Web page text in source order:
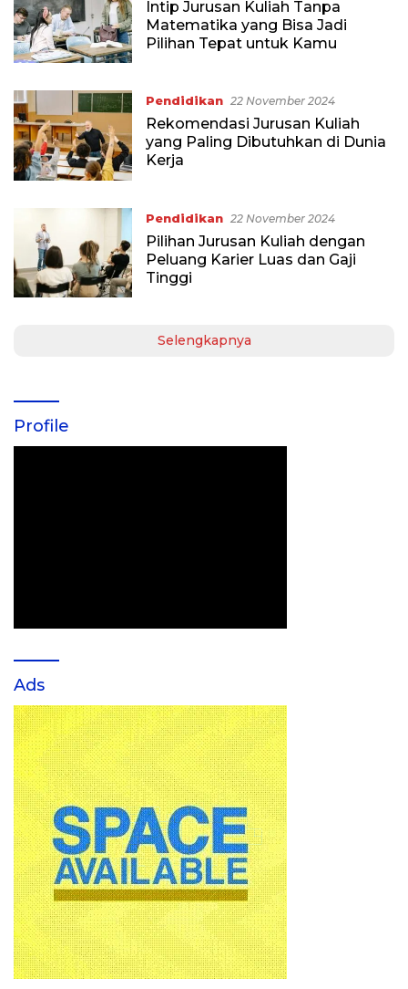
Intip Jurusan Kuliah Tanpa
Matematika yang Bisa Jadi
Pilihan Tepat untuk Kamu
Pendidikan 22 November 2024
Rekomendasi Jurusan Kuliah
yang Paling Dibutuhkan di Dunia
Kerja
Pendidikan 22 November 2024
Pilihan Jurusan Kuliah dengan
Peluang Karier Luas dan Gaji
Tinggi
Selengkapnya
Profile
Ads